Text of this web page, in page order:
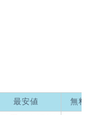
最安値 無料